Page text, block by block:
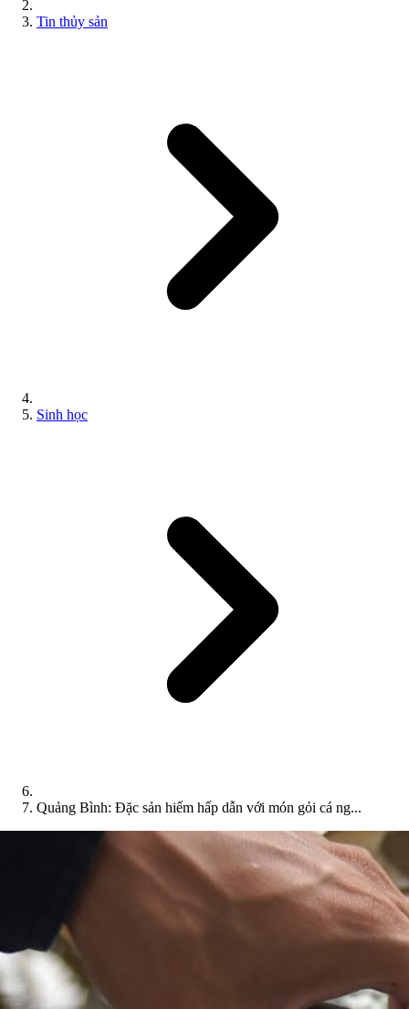
Tin thủy sản
Sinh học
Quảng Bình: Đặc sản hiếm hấp dẫn với món gỏi cá ng...